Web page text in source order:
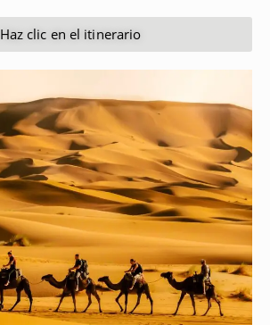
Haz clic en el itinerario